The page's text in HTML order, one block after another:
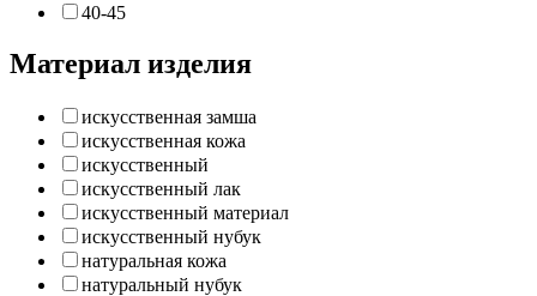
40-45
Материал изделия
искусственная замша
искусственная кожа
искусственный
искусственный лак
искусственный материал
искусственный нубук
натуральная кожа
натуральный нубук